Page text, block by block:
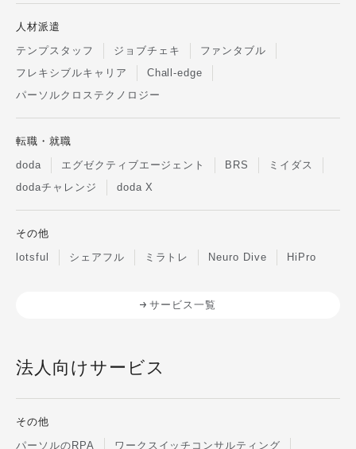
人材派遣
テンプスタッフ
ジョブチェキ
ファンタブル
フレキシブルキャリア
Chall-edge
パーソルクロステクノロジー
転職・就職
doda
エグゼクティブエージェント BRS
ミイダス
dodaチャレンジ
doda X
その他
lotsful
シェアフル ミラトレ Neuro Dive HiPro
サービス一覧
法人向けサービス
その他
パーソルのRPA
ワークスイッチコンサルティング